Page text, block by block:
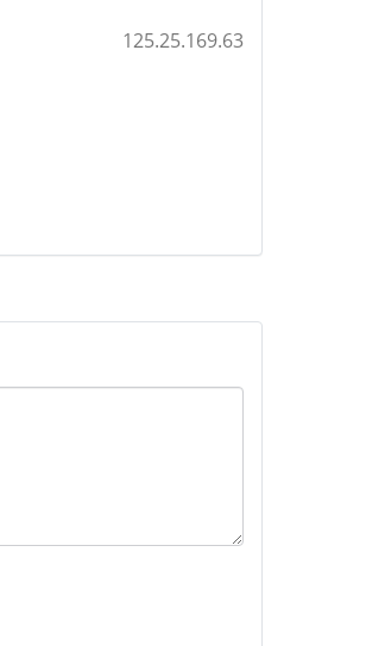
125.25.169.63